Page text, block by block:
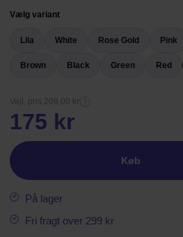
Vælg variant
Lila White Rose Gold Pink
Brown Black Green Red
Vejl. pris 209,00 kr
175 kr
Køb
På lager
Fri fragt over 299 kr